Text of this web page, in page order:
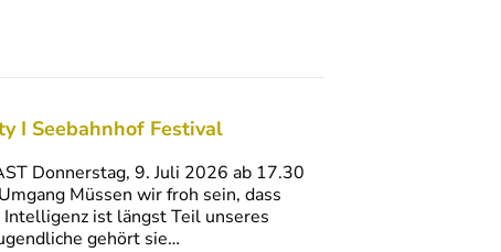
I Seebahnhof Festival
Donnerstag, 9. Juli 2026 ab 17.30
Müssen wir froh sein, dass
ist längst Teil unseres
gehört sie…